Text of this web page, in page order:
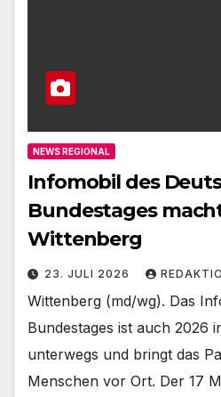
NEWS REGIONAL
Infomobil des
Bundestages
Wittenberg
23. JULI 2026
Wittenberg (md/wg). Das
Bundestages ist auch 2026
unterwegs und bringt das
Menschen vor Ort. Der 17